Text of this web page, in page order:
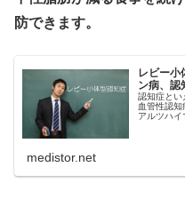
防できます。
レビー小
ン病、認
認知症とい
血管性認
アルツハ
medistor.net